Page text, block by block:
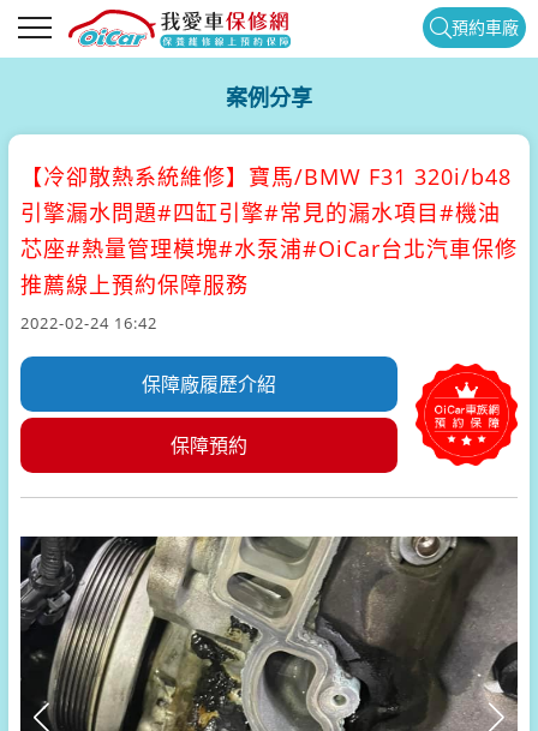
預約車廠
案例分享
【冷卻散熱系統維修】 寶馬/BMW F31 320i/b48
引擎漏水問題#四缸引擎#常見的漏水項目#機油
芯座#熱量管理模塊#水泵浦#OiCar台北汽車保修
推薦線上預約保障服務
2022-02-24 16:42
保障廠履歷介紹
保障預約